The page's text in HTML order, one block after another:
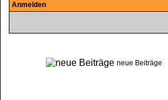
Anmelden
neue Beiträge